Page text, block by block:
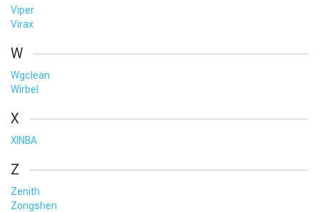
Viper
Virax
W
Wgclean
Wirbel
X
XINBA
Z
Zenith
Zongshen